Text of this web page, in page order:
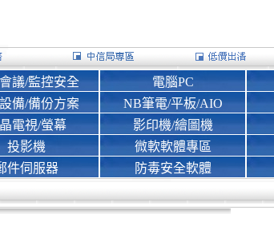
議/監控安全
備/備份方案
電視/螢幕
投影機
件伺服器
電腦PC
NB筆電/平板/AIO
影印機/繪圖機
微軟軟體專區
防毒安全軟體